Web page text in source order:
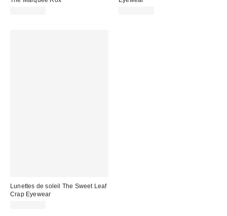
Lunettes de soleil The Sweet Leaf
Crap Eyewear